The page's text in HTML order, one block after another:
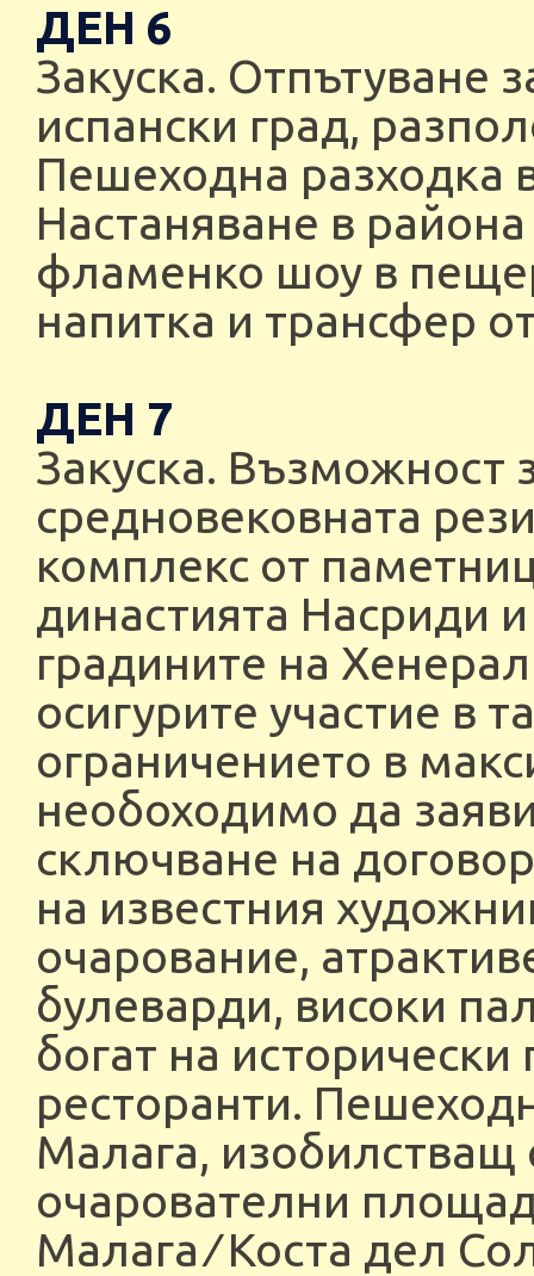
ДЕН 6
Закуска. Отпътуване
испански град,
Пешеходна разходка
Настаняване в
фламенко шоу в
напитка и трансфер
ДЕН 7
Закуска.
средновековната
комплекс от
династията Насриди
градините на
осигурите участие в
ограничението в
необоходимо да
сключване на
на известния
очарование,
булеварди, високи
богат на
ресторанти.
Малага, изобилстващ
очарователни
Малага ∕ Коста дел